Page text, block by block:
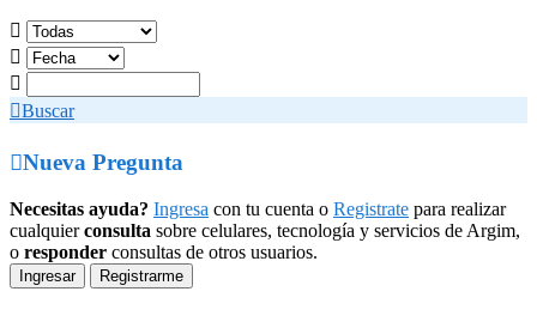



Buscar
Nueva Pregunta
Necesitas ayuda? Ingresa con tu cuenta o Registrate para realizar
cualquierconsulta sobre celulares, tecnología y servicios de Argim,
o responder consultas de otros usuarios.
Ingresar Registrarme